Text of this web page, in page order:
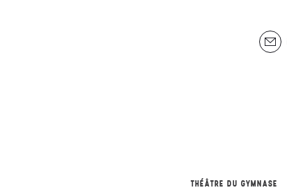
THÉÂTRE DU GYMNASE